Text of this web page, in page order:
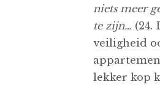
niets meer
te zijn… (24.
veiligheid
lekker kop